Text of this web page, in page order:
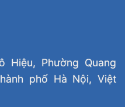
Phường Quang
phố Hà Nội, Việt